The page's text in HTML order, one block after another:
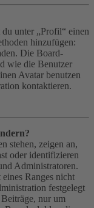
unter „Profil“ einen
hinzufügen:
Die Board-
wie die Benutzer
Avatar benutzen
kontaktieren.
stehen, zeigen an,
oder identifizieren
Administratoren.
Ranges nicht
festgelegt
nur um